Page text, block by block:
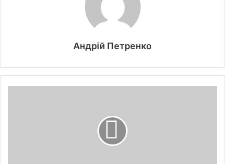
Андрій Петренко